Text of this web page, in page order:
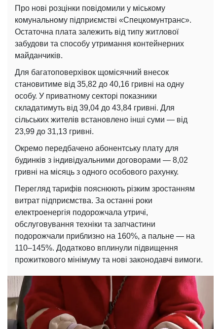
Про нові розцінки повідомили у міському
комунальному підприємстві «Спецкомунтранс».
Остаточна плата залежить від типу житлової
забудови та способу утримання контейнерних
майданчиків.
Для багатоповерхівок щомісячний внесок
становитиме від 35,82 до 40,16 гривні на одну
особу. У приватному секторі показники
складатимуть від 39,04 до 43,84 гривні. Для
сільських жителів встановлено інші суми — від
23,99 до 31,13 гривні.
Окремо передбачено абонентську плату для
будинків з індивідуальними договорами — 8,02
гривні на місяць з одного особового рахунку.
Перегляд тарифів пояснюють різким зростанням
витрат підприємства. За останні роки
електроенергія подорожчала утричі,
обслуговування техніки та запчастини
подорожчали приблизно на 160%, а пальне — на
110–145%. Додатково вплинули підвищення
прожиткового мінімуму та нові законодавчі вимоги.